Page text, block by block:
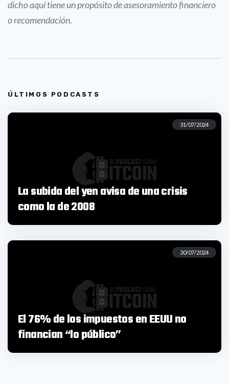
dicho aquí tiene un propósito de asesoramiento financiero
o recomendación.
ÚLTIMOS PODCASTS
31/07/2024
La subida del yen avisa de una crisis
como la de 2008
30/07/2024
El 76% de los impuestos en EEUU no
financian “lo público”